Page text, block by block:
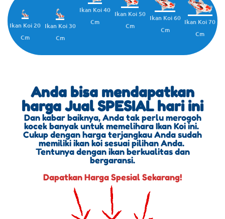
Ikan Koi 20
Cm
Ikan Koi 30
Cm
Ikan Koi 40
Cm
Ikan Koi 50
Cm
Ikan Koi 60
Cm
Ikan Koi 70
Cm
Anda bisa mendapatkan
harga Jual SPESIAL hari ini
Dan kabar baiknya, Anda tak perlu merogoh
kocek banyak untuk memelihara Ikan Koi ini.
Cukup dengan harga terjangkau Anda sudah
memiliki ikan koi sesuai pilihan Anda.
Tentunya dengan ikan berkualitas dan
bergaransi.
Dapatkan Harga Spesial Sekarang!